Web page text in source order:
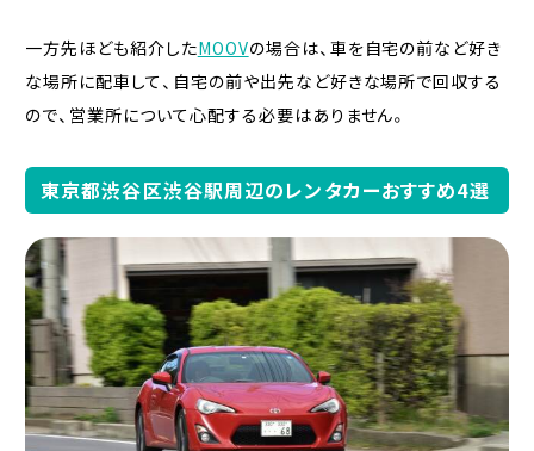
一方先ほども紹介したMOOVの場合は、車を自宅の前など好き
な場所に配車して、自宅の前や出先など好きな場所で回収する
ので、営業所について心配する必要はありません。
東京都渋谷区渋谷駅周辺のレンタカーおすすめ4選